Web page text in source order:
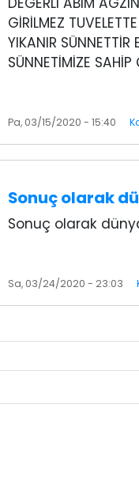
GİRİLMEZ
YIKANIR SÜNNETTİR
SÜNNETİMİZE
Pa, 03/15/2020 - 15:40
Sonuç olarak
Sonuç olarak
Sa, 03/24/2020 - 23:03